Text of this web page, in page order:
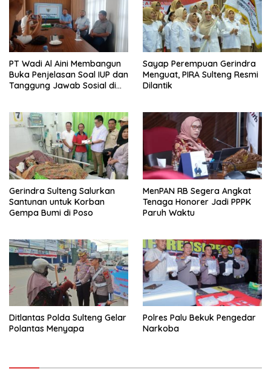
PT Wadi Al Aini Membangun
Buka Penjelasan Soal IUP dan
Tanggung Jawab Sosial di
Sayap Perempuan Gerindra
Menguat, PIRA Sulteng Resmi
Dilantik
Gerindra Sulteng Salurkan
Santunan untuk Korban
Gempa Bumi di Poso
MenPAN RB Segera Angkat
Tenaga Honorer Jadi PPPK
Paruh Waktu
Ditlantas Polda Sulteng Gelar
Polantas Menyapa
Polres Palu Bekuk Pengedar
Narkoba